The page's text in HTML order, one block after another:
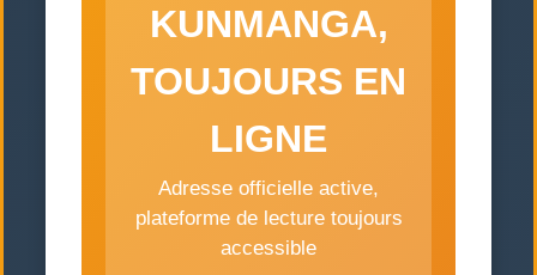
KUNMANGA,
TOUJOURS EN
LIGNE
Adresse officielle active,
plateforme de lecture toujours
accessible